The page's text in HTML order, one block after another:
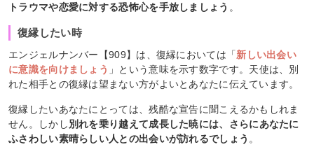
トラウマや恋愛に対する恐怖心を手放しましょう 。
復縁したい時
エンジェルナンバー【909】は、復縁においては「新しい出会い
に意識を向けましょう 」という意味を示す数字です。天使は、別
れた相手との復縁は望まない方がよいとあなたに伝えています。
復縁したいあなたにとっては、残酷な宣告に聞こえるかもしれま
せん。しかし別れを乗り越えて成長した暁には、さらにあなたに
ふさわしい素晴らしい人との出会いが訪れるでしょう 。